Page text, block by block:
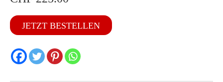
ZG
1972
Menge
JETZT BESTELLEN